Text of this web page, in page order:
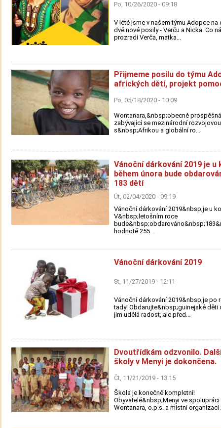
Po, 10/26/2020 - 09:18
V létě jsme v našem týmu Adopce na
dvě nové posily - Verču a Nicka. Co
prozradí Verča, matka...
Přijmeme posilu do týmu
afrických dětí, projekt
Po, 05/18/2020 - 10:09
Wontanara,&nbsp;obecně
zabývající se mezinárodní
s&nbsp;Afrikou a globální ro...
Vánoční dárkování 2019 je u
během února bude
183 dětí
Út, 02/04/2020 - 09:19
Vánoční dárkování 2019&nbsp;je u
V&nbsp;letošním roce
hodnotě 255...
Vánoční dárkování 2019
St, 11/27/2019 - 12:11
Vánoční dárkování 2019&nbsp;je po
tady! Obdarujte&nbsp;guinejské děti
jim udělá radost, ale před...
Dvoutřídkám odzvonilo.
školy v Menyi je dokončena.
Čt, 11/21/2019 - 13:15
Škola je konečně kompletní!
Obyvatelé&nbsp;Menyi ve
Wontanara, o.p.s. a místní organizací